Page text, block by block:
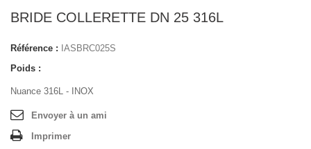
BRIDE COLLERETTE DN 25 316L
Référence : IASBRC025S
Poids :
Nuance 316L - INOX
Envoyer à un ami
Imprimer